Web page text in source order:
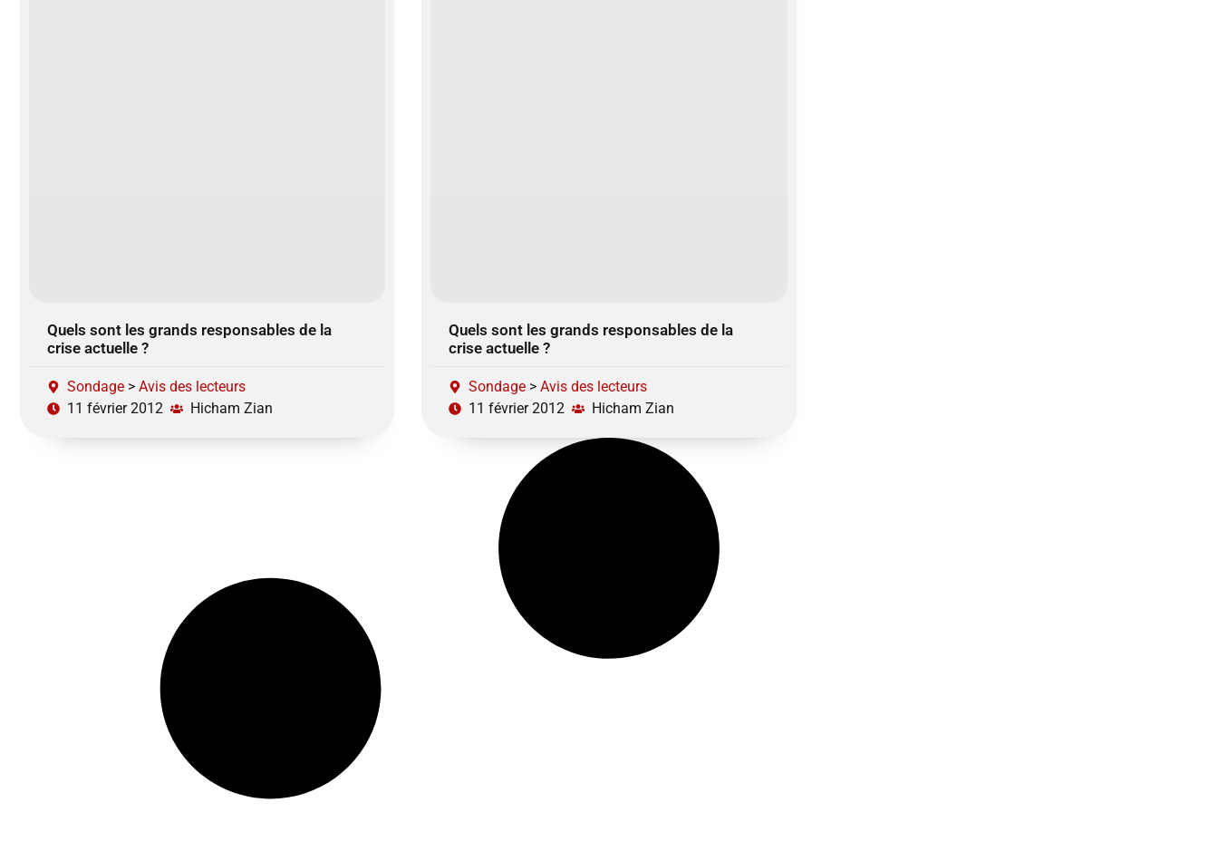
Quels sont les grands responsables de la
crise actuelle ?
Sondage > Avis des lecteurs
11 février 2012
Hicham Zian
Quels sont les grands responsables de la
crise actuelle ?
Sondage >Avis des lecteurs
11 février 2012
Hicham Zian